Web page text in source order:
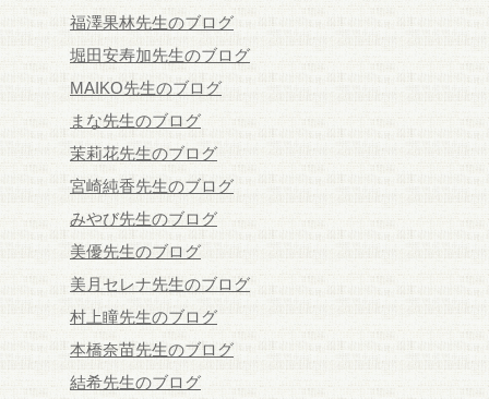
福澤果林先生のブログ
堀田安寿加先生のブログ
MAIKO先生のブログ
まな先生のブログ
茉莉花先生のブログ
宮崎純香先生のブログ
みやび先生のブログ
美優先生のブログ
美月セレナ先生のブログ
村上瞳先生のブログ
本橋奈苗先生のブログ
結希先生のブログ